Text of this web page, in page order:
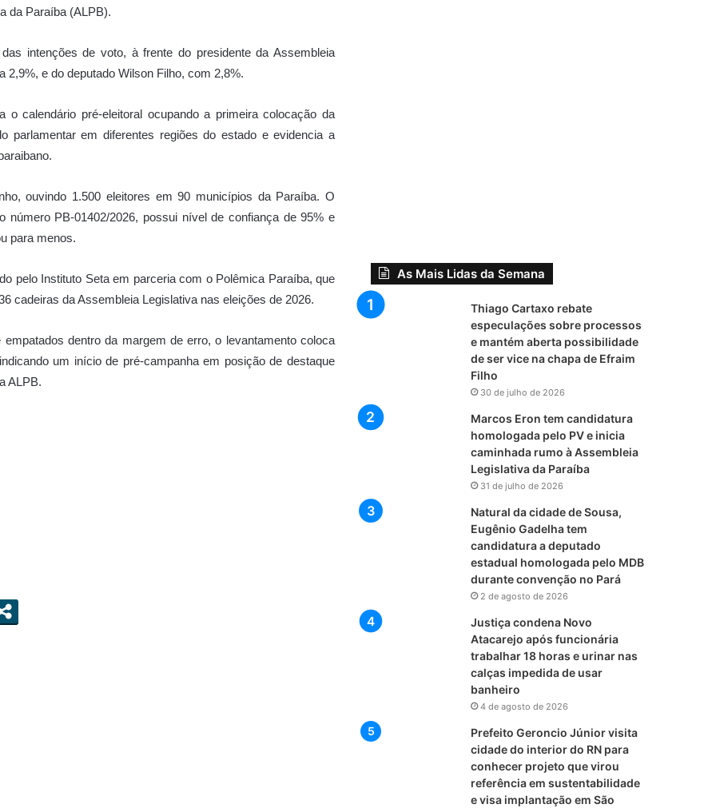
da Paraíba (ALPB).
intenções de voto, à frente do presidente da Assembleia
2,9%, e do deputado Wilson Filho, com 2,8%.
calendário pré-eleitoral ocupando a primeira colocação da
parlamentar em diferentes regiões do estado e evidencia a
ouvindo 1.500 eleitores em 90 municípios da Paraíba. O
PB-01402/2026, possui nível de confiança de 95% e
para menos.
pelo Instituto Seta em parceria com o Polêmica Paraíba, que
cadeiras da Assembleia Legislativa nas eleições de 2026.
dentro da margem de erro, o levantamento coloca
um início de pré-campanha em posição de destaque
ALPB.
As Mais Lidas da Semana
Thiago Cartaxo rebate
especulações sobre processos
e mantém aberta possibilidade
de ser vice na chapa de Efraim
Filho
30 de julho de 2026
Marcos Eron tem candidatura
homologada pelo PV e inicia
caminhada rumo à Assembleia
Legislativa da Paraíba
31 de julho de 2026
Natural da cidade de Sousa,
Eugênio Gadelha tem
candidatura a deputado
estadual homologada pelo MDB
durante convenção no Pará
2 de agosto de 2026
Justiça condena Novo
Atacarejo após funcionária
trabalhar 18 horas e urinar nas
calças impedida de usar
banheiro
4 de agosto de 2026
Prefeito Geroncio Júnior visita
cidade do interior do RN para
conhecer projeto que virou
referência em sustentabilidade
e visa implantação em São